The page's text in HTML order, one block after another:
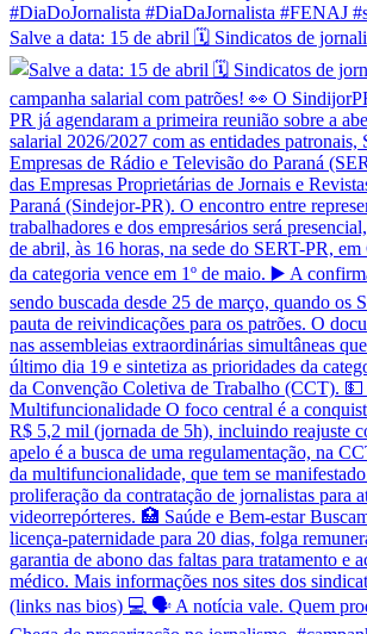
Salve a data: 15 de abril 🗓️ Sindicatos de jornali